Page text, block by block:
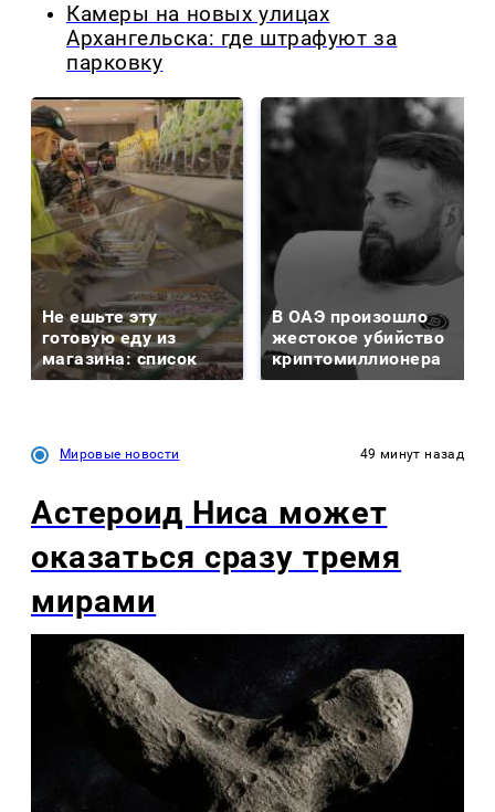
Камеры на новых улицах
Архангельска: где штрафуют за
парковку
Не ешьте эту
готовую еду из
магазина: список
В ОАЭ произошло
жестокое убийство
криптомиллионера
Мировые новости 49 минут назад
Астероид Ниса может
оказаться сразу тремя
мирами